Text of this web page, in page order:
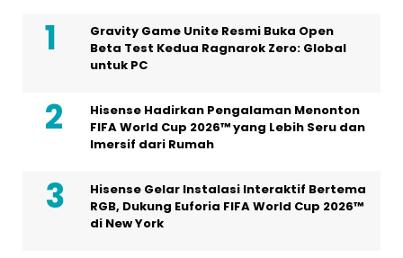
Gravity Game Unite Resmi Buka Open
Beta Test Kedua Ragnarok Zero: Global
untuk PC
Hisense Hadirkan Pengalaman Menonton
FIFA World Cup 2026™ yang Lebih Seru dan
Imersif dari Rumah
Hisense Gelar Instalasi Interaktif Bertema
RGB, Dukung Euforia FIFA World Cup 2026™
di New York